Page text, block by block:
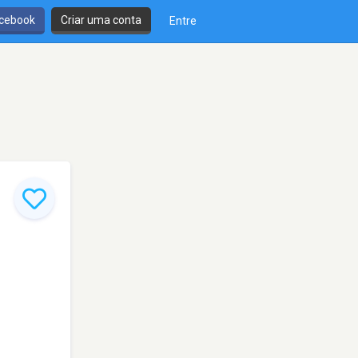
Criar uma conta Entre